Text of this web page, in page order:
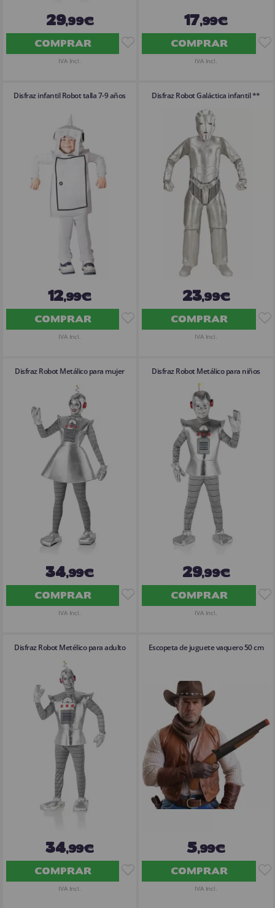
29,99€
COMPRAR
IVA Incl.
17,99€
COMPRAR
IVA Incl.
Disfraz infantil Robot talla 7-9 años
12,99€
COMPRAR
IVA Incl.
Disfraz Robot Galáctica infantil **
23,99€
COMPRAR
IVA Incl.
Disfraz Robot Metálico para mujer
34,99€
COMPRAR
IVA Incl.
Disfraz Robot Metálico para niños
29,99€
COMPRAR
IVA Incl.
Disfraz Robot Metélico para adulto
34,99€
COMPRAR
IVA Incl.
Escopeta de juguete vaquero 50 cm
5,99€
COMPRAR
IVA Incl.